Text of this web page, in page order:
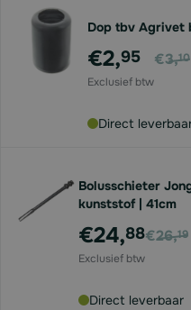
Dop tbv Agrivet
Voor
€2,95 €3,10
Direct
Bolusschieter
kunststof | 41cm
Voor
€24,88€26,19
Direct leverbaar